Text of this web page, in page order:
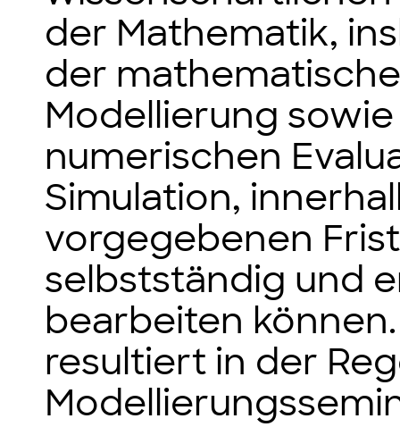
der Mathematik,
der
Modellierung
numerischen
Simulation,
vorgegebenen Frist
selbstständig und
bearbeiten
resultiert in der